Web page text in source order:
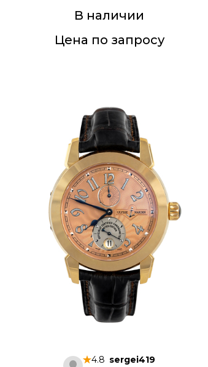
В наличии
Цена по запросу
4.8 sergei419